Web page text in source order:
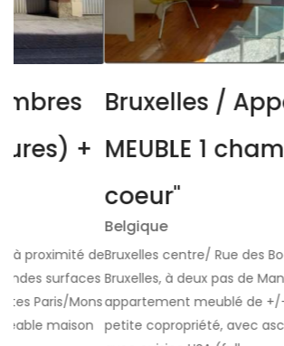
+
de
Mons
maison
Bruxelles /
MEUBLE 1
coeur"
Belgique
Bruxelles centre/ Rue des
Bruxelles, à deux pas de Manneken
appartement meublé de +/-
petite copropriété, avec